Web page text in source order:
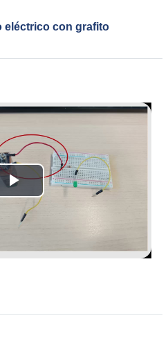
eléctrico con grafito
R
e
p
o